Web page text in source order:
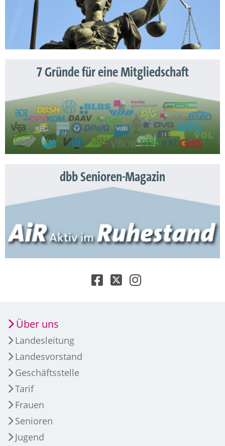
7 Gründe für eine Mitgliedschaft
dbb Senioren-Magazin
Über uns
Landesleitung
Landesvorstand
Geschäftsstelle
Tarif
Frauen
Senioren
Jugend